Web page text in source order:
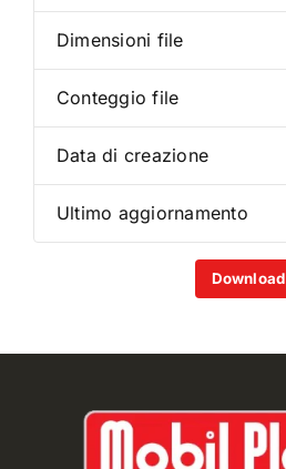
Dimensioni file
Conteggio file
Data di creazione
Ultimo aggiornamento
Download